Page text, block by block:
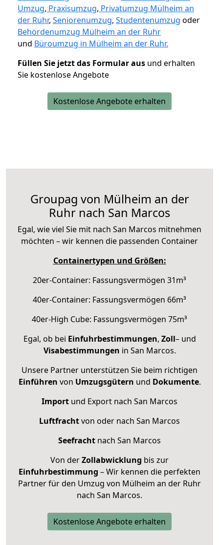
Umzug, Praxisumzug, Privatumzug Mülheim an
der Ruhr, Seniorenumzug, Studentenumzug oder
Behördenumzug Mülheim an der Ruhr
und Büroumzug in Mülheim an der Ruhr.
Füllen Sie jetzt das Formular aus und erhalten
Sie kostenlose Angebote
Kostenlose Angebote erhalten
Groupag von Mülheim an der
Ruhr nach San Marcos
Egal, wie viel Sie mit nach San Marcos mitnehmen
möchten – wir kennen die passenden Container
Containertypen und Größen:
20er-Container: Fassungsvermögen 31m³
40er-Container: Fassungsvermögen 66m³
40er-High Cube: Fassungsvermögen 75m³
Egal, ob bei Einfuhrbestimmungen, Zoll– und
Visabestimmungen in San Marcos.
Unsere Partner unterstützen Sie beim richtigen
Einführen von Umzugsgütern und Dokumente.
Import und Export nach San Marcos
Luftfrachtvon oder nach San Marcos
Seefracht nach San Marcos
Von derZollabwicklung bis zur
Einfuhrbestimmung – Wir kennen die perfekten
Partner für den Umzug von Mülheim an der Ruhr
nach San Marcos.
Kostenlose Angebote erhalten